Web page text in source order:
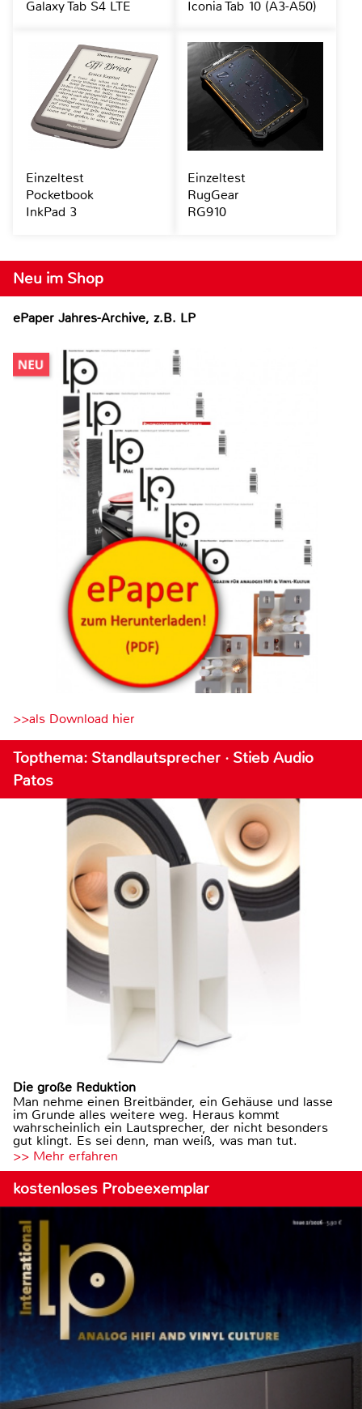
Neu im Shop
ePaper Jahres-Archive, z.B. LP
>>als Download hier
Topthema: Standlautsprecher · Stieb Audio
Patos
Die große Reduktion
Man nehme einen Breitbänder, ein Gehäuse und lasse
im Grunde alles weitere weg. Heraus kommt
wahrscheinlich ein Lautsprecher, der nicht besonders
gut klingt. Es sei denn, man weiß, was man tut.
>> Mehr erfahren
kostenloses Probeexemplar
Galaxy Tab S4 LTE Iconia Tab 10 (A3-A50)
Einzeltest
Pocketbook
InkPad 3
Einzeltest
RugGear
RG910